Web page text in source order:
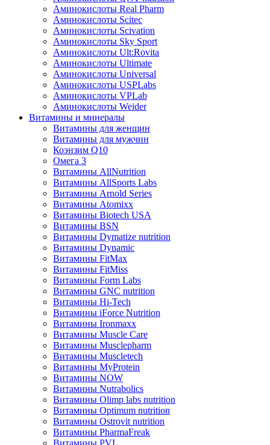
Аминокислоты Real Pharm
Аминокислоты Scitec
Аминокислоты Scivation
Аминокислоты Sky Sport
Аминокислоты Ult:Rovita
Аминокислоты Ultimate
Аминокислоты Universal
Аминокислоты USPLabs
Аминокислоты VPLab
Аминокислоты Weider
Витамины и минералы
Витамины для женщин
Витамины для мужчин
Коэнзим Q10
Омега 3
Витамины AllNutrition
Витамины AllSports Labs
Витамины Arnold Series
Витамины Atomixx
Витамины Biotech USA
Витамины BSN
Витамины Dymatize nutrition
Витамины Dynamic
Витамины FitMax
Витамины FitMiss
Витамины Form Labs
Витамины GNC nutrition
Витамины Hi-Tech
Витамины iForce Nutrition
Витамины Ironmaxx
Витамины Muscle Care
Витамины Musclepharm
Витамины Muscletech
Витамины MyProtein
Витамины NOW
Витамины Nutrabolics
Витамины Olimp labs nutrition
Витамины Optimum nutrition
Витамины Ostrovit nutrition
Витамины PharmaFreak
Витамины PVL